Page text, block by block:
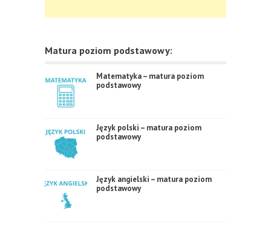
Matura poziom podstawowy:
Matematyka – matura poziom
podstawowy
Język polski – matura poziom
podstawowy
Język angielski – matura poziom
podstawowy